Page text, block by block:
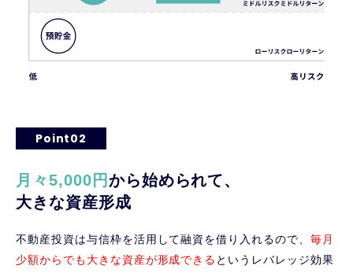
Point02
月々5,000円から始められて、
大きな資産形成
不動産投資は与信枠を活用して融資を借り入れるので、 毎月
少額からでも大きな資産が形成できる というレバレッジ効果